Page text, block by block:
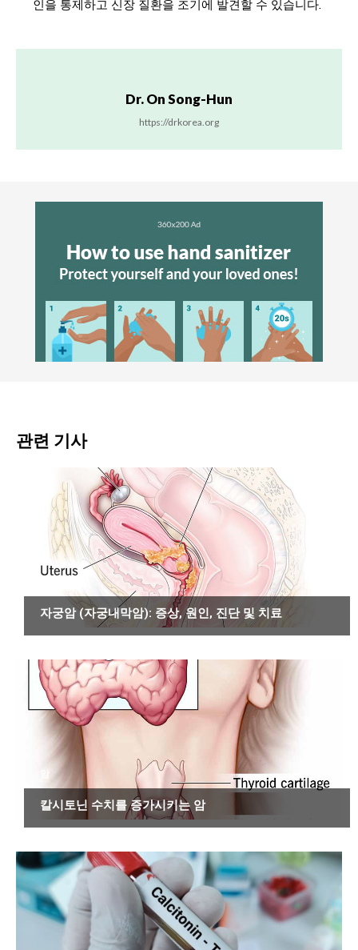
인을 통제하고 신장 질환을 조기에 발견할 수 있습니다.
Dr. On Song-Hun
https://drkorea.org
관련 기사
자궁암 (자궁내막암): 증상, 원인, 진단 및 치료
칼시토닌 수치를 증가시키는 암